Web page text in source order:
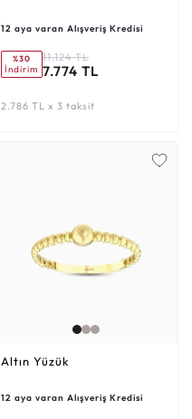
12 aya varan Alışveriş Kredisi
%30
İndirim
11.124 TL
7.774 TL
2.786 TL x 3 taksit
Altın Yüzük
12 aya varan Alışveriş Kredisi